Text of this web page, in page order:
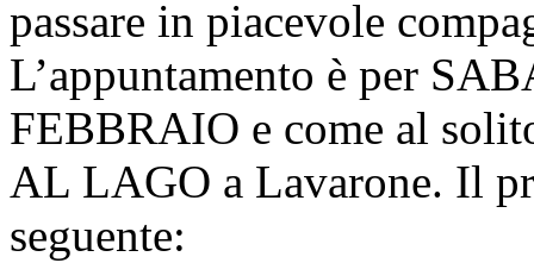
passare in piacevole
L’appuntamento è per
FEBBRAIO e come al
AL LAGO a Lavarone. Il
seguente: